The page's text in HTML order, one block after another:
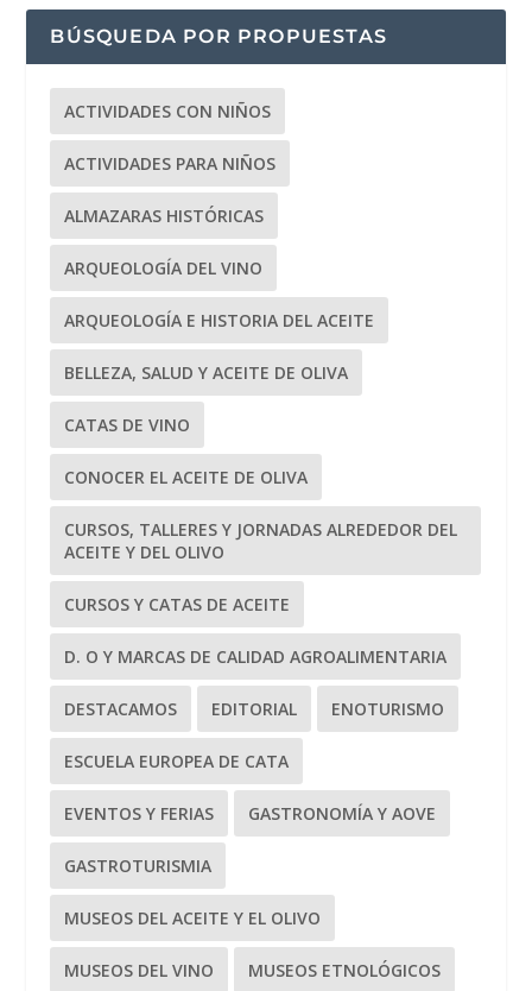
BÚSQUEDA POR PROPUESTAS
ACTIVIDADES CON NIÑOS
ACTIVIDADES PARA NIÑOS
ALMAZARAS HISTÓRICAS
ARQUEOLOGÍA DEL VINO
ARQUEOLOGÍA E HISTORIA DEL ACEITE
BELLEZA, SALUD Y ACEITE DE OLIVA
CATAS DE VINO
CONOCER EL ACEITE DE OLIVA
CURSOS, TALLERES Y JORNADAS ALREDEDOR DEL
ACEITE Y DEL OLIVO
CURSOS Y CATAS DE ACEITE
D. O Y MARCAS DE CALIDAD AGROALIMENTARIA
DESTACAMOS EDITORIAL ENOTURISMO
ESCUELA EUROPEA DE CATA
EVENTOS Y FERIAS GASTRONOMÍA Y AOVE
GASTROTURISMIA
MUSEOS DEL ACEITE Y EL OLIVO
MUSEOS DEL VINO MUSEOS ETNOLÓGICOS